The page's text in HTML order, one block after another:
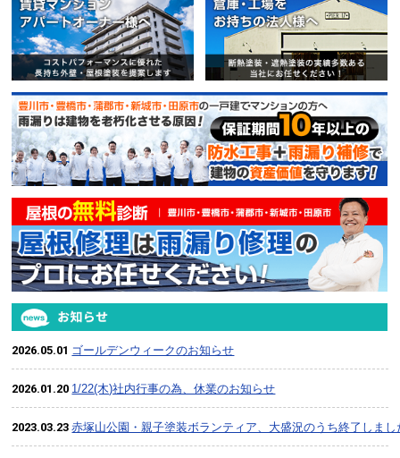
賃貸マンション・アパートオー
2026.05.01 ゴールデンウィークのお知らせ
2026.01.20 1/22(木)社内行事の為、休業のお知らせ
2023.03.23赤塚山公園・親子塗装ボランティア、大盛況のうち終了しまし